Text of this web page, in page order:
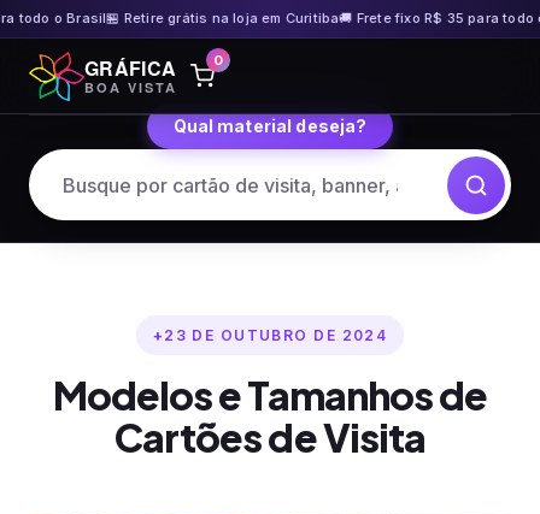
o Brasil🏪 Retire grátis na loja em Curitiba🚚 Frete fixo R$ 35 para todo o
Pular
para
o
GRÁFICA
BOA VISTA
0
Qual material deseja?
23 DE OUTUBRO DE 2024
Modelos e Tamanhos de
Cartões de Visita